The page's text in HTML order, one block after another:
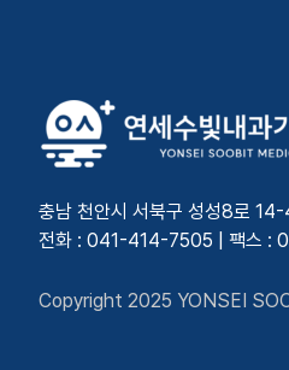
충남 천안시 서북구 성성8로
전화 : 041-414-7505 | 팩스 :
Copyright 2025 YONSEI